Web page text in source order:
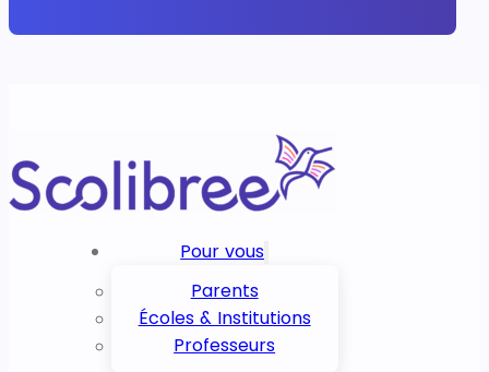
Pour vous
Parents
Écoles & Institutions
Professeurs